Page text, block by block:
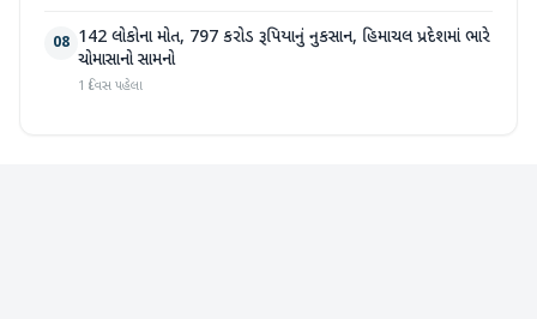
08 142 લોકોના મોત, 797 કરોડ રૂપિયાનું નુકસાન, હિમાચલ પ્રદેશમાં ભારે
ચોમાસાનો સામનો
1 દિવસ પહેલા